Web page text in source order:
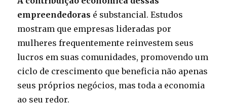
empreendedoras é substancial. Estudos
mostram que empresas lideradas por
mulheres frequentemente reinvestem seus
lucros em suas comunidades, promovendo um
ciclo de crescimento que beneficia não apenas
seus próprios negócios, mas toda a economia
ao seu redor.